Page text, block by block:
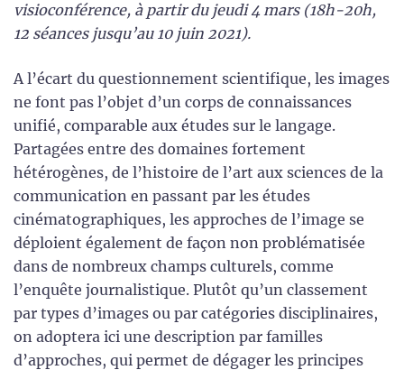
visioconférence, à partir du jeudi 4 mars (18h-20h,
12 séances jusqu’au 10 juin 2021).
A l’écart du questionnement scientifique, les images
ne font pas l’objet d’un corps de connaissances
unifié, comparable aux études sur le langage.
Partagées entre des domaines fortement
hétérogènes, de l’histoire de l’art aux sciences de la
communication en passant par les études
cinématographiques, les approches de l’image se
déploient également de façon non problématisée
dans de nombreux champs culturels, comme
l’enquête journalistique. Plutôt qu’un classement
par types d’images ou par catégories disciplinaires,
on adoptera ici une description par familles
d’approches, qui permet de dégager les principes